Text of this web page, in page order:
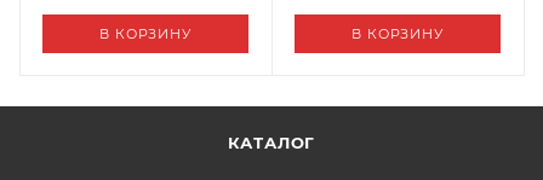
В КОРЗИНУ В КОРЗИНУ
КАТАЛОГ